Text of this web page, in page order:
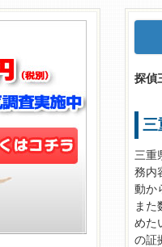
探偵
三
三重
務内
動か
また
めた
の証